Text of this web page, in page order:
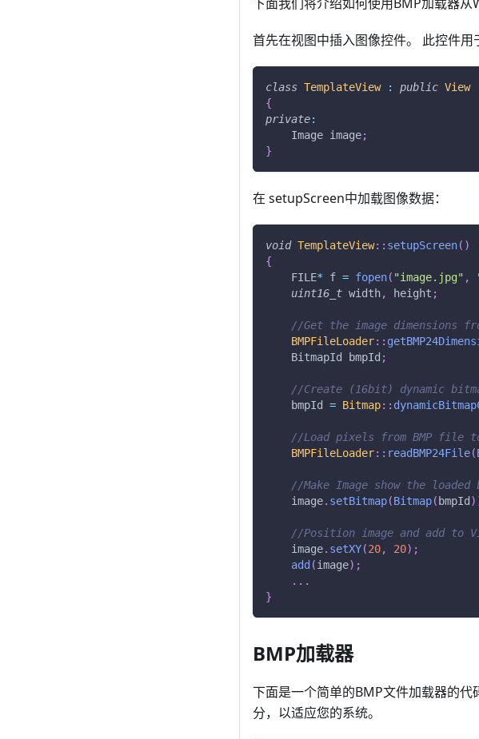
首先在视图中插入图像控件。 此控件用
class TemplateView : public View
{
private:
    Image image
;
}
在 setupScreen中加载图像数据：
void TemplateView:: setupScreen( )
{
    FILE
* f = fopen( "image.jpg" ,
uint16_t width, height ;
//Get the image dimensions
BMPFileLoader::
    BitmapId bmpId
;
//Create (16bit) dynamic
    bmpId
= Bitmap::
//Load pixels from BMP file
BMPFileLoader:: readBMP24File(
//Make Image show the loaded
    image
. setBitmap(Bitmap( bmpId )
//Position image and add to
    image
. setXY(20, 20) ;
add (image) ;
. . .
}
BMP加载器
下面是一个简单的BMP文件加载器的
分，以适应您的系统。